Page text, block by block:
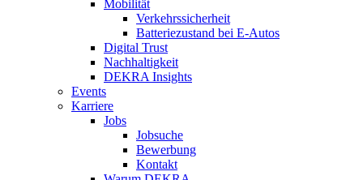
Mobilität
Verkehrssicherheit
Batteriezustand bei E-Autos
Digital Trust
Nachhaltigkeit
DEKRA Insights
Events
Karriere
Jobs
Jobsuche
Bewerbung
Kontakt